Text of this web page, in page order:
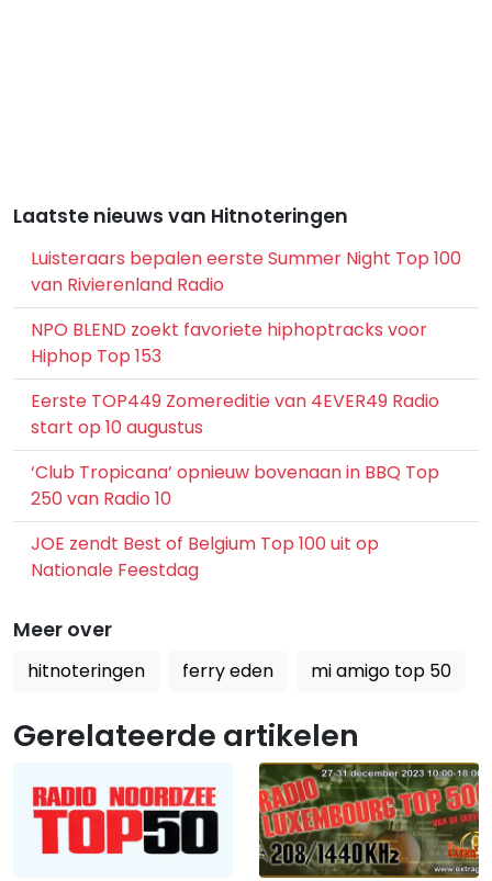
Laatste nieuws van Hitnoteringen
Luisteraars bepalen eerste Summer Night Top 100
van Rivierenland Radio
NPO BLEND zoekt favoriete hiphoptracks voor
Hiphop Top 153
Eerste TOP449 Zomereditie van 4EVER49 Radio
start op 10 augustus
‘Club Tropicana’ opnieuw bovenaan in BBQ Top
250 van Radio 10
JOE zendt Best of Belgium Top 100 uit op
Nationale Feestdag
Meer over
hitnoteringen ferry eden mi amigo top 50
Gerelateerde artikelen